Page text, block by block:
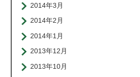
2014年3月
2014年2月
2014年1月
2013年12月
2013年10月